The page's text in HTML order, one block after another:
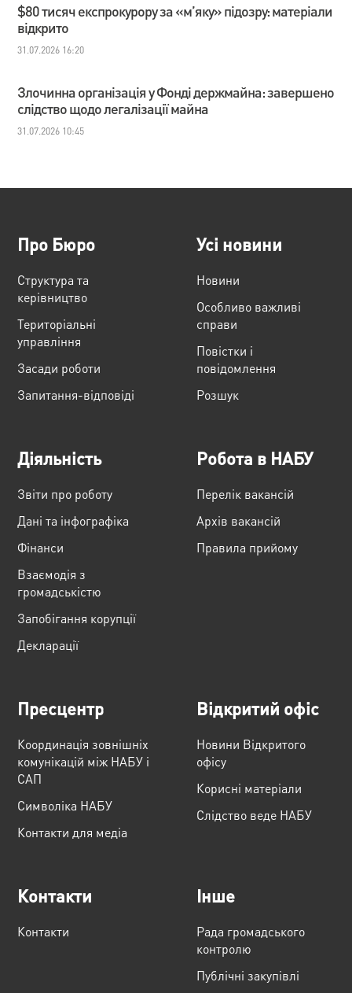
$80 тисяч експрокурору за «м’яку» підозру: матеріали
відкрито
31.07.2026 16:20
Злочинна організація у Фонді держмайна: завершено
слідство щодо легалізації майна
31.07.2026 10:45
Про Бюро
Структура та
керівництво
Територіальні
управління
Засади роботи
Запитання-відповіді
Усі новини
Новини
Особливо важливі
справи
Повістки і
повідомлення
Розшук
Діяльність
Звіти про роботу
Дані та інфографіка
Фінанси
Взаємодія з
громадськістю
Запобігання корупції
Декларації
Робота в НАБУ
Перелік вакансій
Архів вакансій
Правила прийому
Пресцентр
Координація зовнішніх
комунікацій між НАБУ і
САП
Cимволіка НАБУ
Контакти для медіа
Відкритий офіс
Новини Відкритого
офісу
Корисні матеріали
Слідство веде НАБУ
Контакти
Контакти
Інше
Рада громадського
контролю
Публічні закупівлі